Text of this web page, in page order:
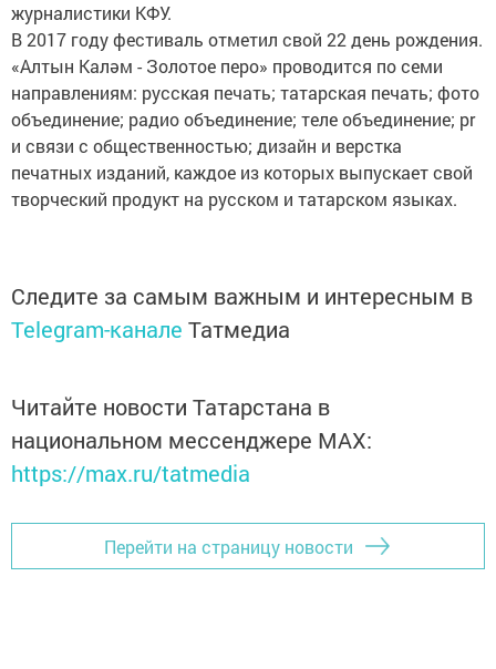
журналистики КФУ.
В 2017 году фестиваль отметил свой 22 день рождения.
«Алтын Каләм - Золотое перо» проводится по семи
направлениям: русская печать; татарская печать; фото
объединение; радио объединение; теле объединение; pr
и cвязи с общественностью; дизайн и верстка
печатных изданий, каждое из которых выпускает свой
творческий продукт на русском и татарском языках.
Следите за самым важным и интересным в
Telegram-канале Татмедиа
Читайте новости Татарстана в
национальном мессенджере MАХ:
https://max.ru/tatmedia
Перейти на страницу новости